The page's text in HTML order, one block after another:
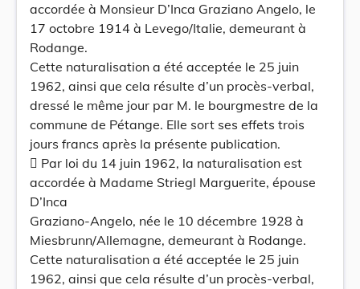
accordée à Monsieur D’Inca Graziano Angelo, le
17 octobre 1914 à Levego/Italie, demeurant à
Rodange.
Cette naturalisation a été acceptée le 25 juin
1962, ainsi que cela résulte d’un procès-verbal,
dressé le même jour par M. le bourgmestre de la
commune de Pétange. Elle sort ses effets trois
jours francs après la présente publication.
 Par loi du 14 juin 1962, la naturalisation est
accordée à Madame Striegl Marguerite, épouse
D’Inca
Graziano-Angelo, née le 10 décembre 1928 à
Miesbrunn/Allemagne, demeurant à Rodange.
Cette naturalisation a été acceptée le 25 juin
1962, ainsi que cela résulte d’un procès-verbal,